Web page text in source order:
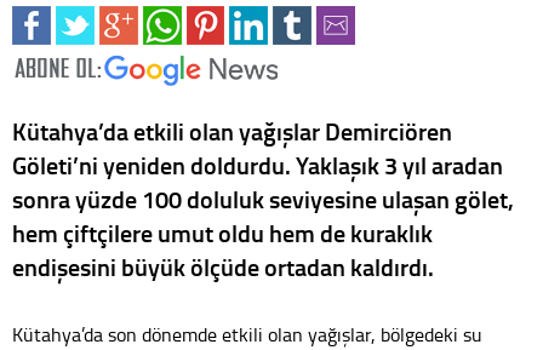
Kütahya’da etkili olan yağışlar Demirciören
Göleti’ni yeniden doldurdu. Yaklaşık 3 yıl aradan
sonra yüzde 100 doluluk seviyesine ulaşan gölet,
hem çiftçilere umut oldu hem de kuraklık
endişesini büyük ölçüde ortadan kaldırdı.
Kütahya’da son dönemde etkili olan yağışlar, bölgedeki su